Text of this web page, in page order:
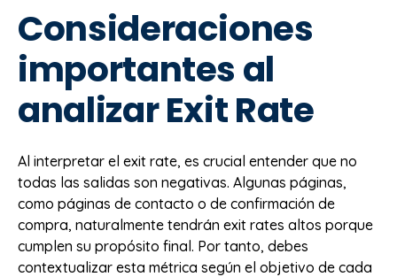
Consideraciones
importantes al
analizar Exit Rate
Al interpretar el exit rate, es crucial entender que no
todas las salidas son negativas. Algunas páginas,
como páginas de contacto o de confirmación de
compra, naturalmente tendrán exit rates altos porque
cumplen su propósito final. Por tanto, debes
contextualizar esta métrica según el objetivo de cada